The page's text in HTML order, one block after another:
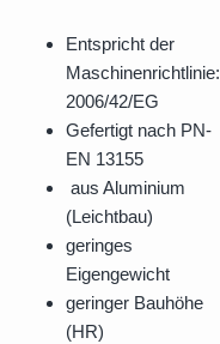
Entspricht der
Maschinenrichtlinie:
2006/42/EG
Gefertigt nach PN-
EN 13155
aus Aluminium
(Leichtbau)
geringes
Eigengewicht
geringer Bauhöhe
(HR)